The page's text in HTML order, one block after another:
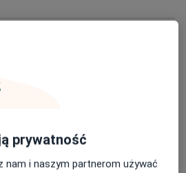
piersiowego
Rezonans jamy brzusznej
prywatność
nam i naszym partnerom używać